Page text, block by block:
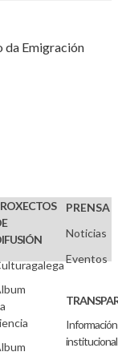
da Emigración
PRENSA
Noticias
Eventos
Información
institucional